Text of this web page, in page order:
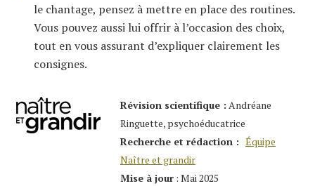
le chantage, pensez à mettre en place des routines.
Vous pouvez aussi lui offrir à l’occasion des choix,
tout en vous assurant d’expliquer clairement les
consignes.
Révision scientifique : Andréane
Ringuette, psychoéducatrice
Recherche et rédaction : Équipe
Naître et grandir
Mise à jour : Mai 2025